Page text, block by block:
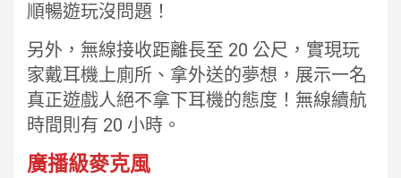
順暢遊玩沒問題！
另外，無線接收距離長至 20 公尺，實現玩
家戴耳機上廁所、拿外送的夢想，展示一名
真正遊戲人絕不拿下耳機的態度！無線續航
時間則有 20 小時。
廣播級麥克風